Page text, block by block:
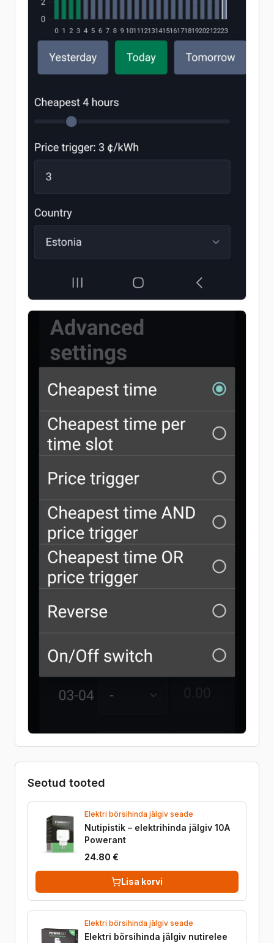
Seotud tooted
Elektri börsihinda jälgiv seade
Nutipistik – elektrihinda jälgiv 10A
Powerant
24.80 €
Lisa korvi
Elektri börsihinda jälgiv seade
Elektri börsihinda jälgiv nutirelee